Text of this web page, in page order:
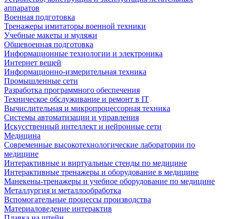
аппаратов
Военная подготовка
Тренажеры имитаторы военной техники
Учебные макеты и муляжи
Общевоенная подготовка
Информационные технологии и электроника
Интернет вещей
Информационно-измерительная техника
Промышленные сети
Разработка программного обеспечения
Техническое обслуживание и ремонт в IT
Вычислительная и микропроцессорная техника
Системы автоматизации и управления
Искусственный интеллект и нейронные сети
Медицина
Современные высокотехнологические лаборатории по
медицине
Интерактивные и виртуальные стенды по медицине
Интерактивные тренажеры и оборудование в медицине
Манекены-тренажеры и учебное оборудование по медицине
Металлургия и металлообработка
Вспомогательные процессы производства
Материаловедение интерактив